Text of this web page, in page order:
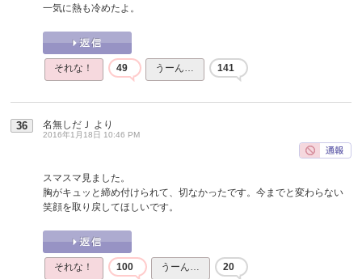
一気に熱も冷めたよ。
それな！ 49 うーん… 141
36 名無しだＪ より
2016年1月18日 10:46 PM
スマスマ見ました。
胸がキュッと締め付けられて、切なかったです。今までと変わらない
笑顔を取り戻してほしいです。
それな！ 100 うーん… 20